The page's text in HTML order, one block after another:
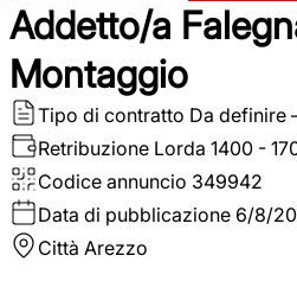
Addetto/a
Montaggio
Tipo di contratto Da definire
Retribuzione Lorda 1400 -
Codice annuncio 349942
Data di pubblicazione 6/8/
Città Arezzo